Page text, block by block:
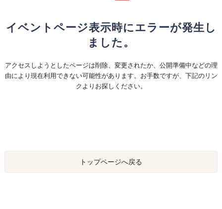
イベントページ表示時にエラーが発生し
ました。
アクセスしようとしたページは削除、変更されたか、公開準備中などの理
由により現在利用できない可能性があります。お手数ですが、下記のリン
クよりお探しください。
トップページへ戻る